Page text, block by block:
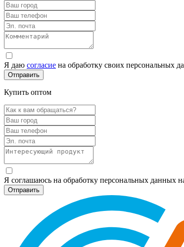
Я даю согласие на обработку своих персональных
Купить оптом
Я соглашаюсь на обработку персональных данных